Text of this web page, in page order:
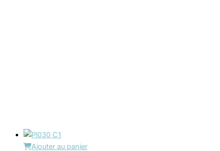
Ajouter au panier